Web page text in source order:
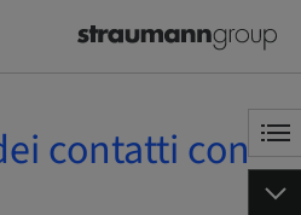
contatti con